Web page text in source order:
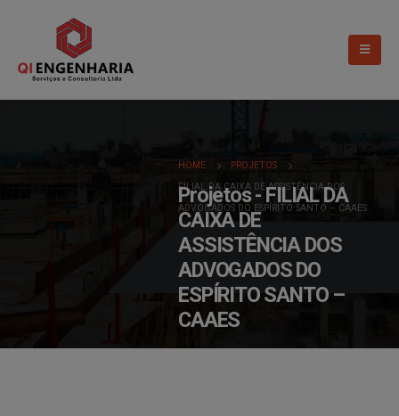
HOME
PROJETOS
FILIAL DA CAIXA DE ASSISTÊNCIA DOS
ADVOGADOS DO ESPÍRITO SANTO – CAAES
Projetos - FILIAL DA
CAIXA DE
ASSISTÊNCIA DOS
ADVOGADOS DO
ESPÍRITO SANTO –
CAAES